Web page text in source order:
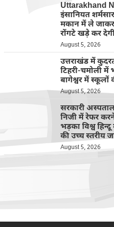
Uttarakhand
इंसानियत
मकान में ले जाकर
रोंगटे खड़े कर
August 5, 2026
उत्तराखंड में
टिहरी-चमोली में
बागेश्वर में स्कूलों
August 5, 2026
सरकारी
निजी में रेफर
भड़का विश्व
की उच्च स्तरीय
August 5, 2026